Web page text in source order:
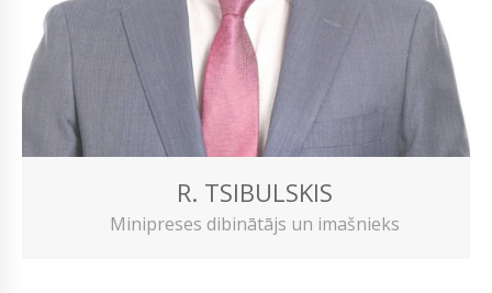
R. TSIBULSKIS
Minipreses dibinātājs un imašnieks